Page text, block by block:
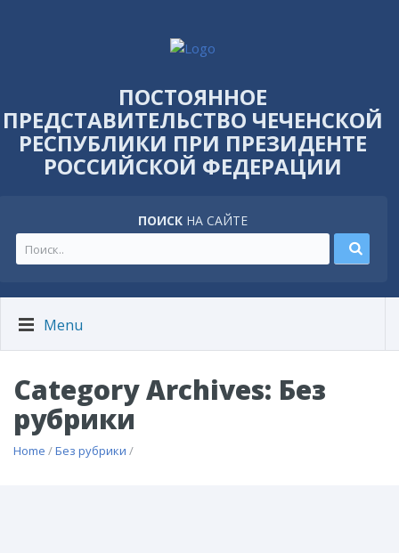
ПОСТОЯННОЕ
ПРЕДСТАВИТЕЛЬСТВО ЧЕЧЕНСКОЙ
РЕСПУБЛИКИ ПРИ ПРЕЗИДЕНТЕ
РОССИЙСКОЙ ФЕДЕРАЦИИ
ПОИСК НА САЙТЕ
Menu
Category Archives: Без
рубрики
Home /Без рубрики /